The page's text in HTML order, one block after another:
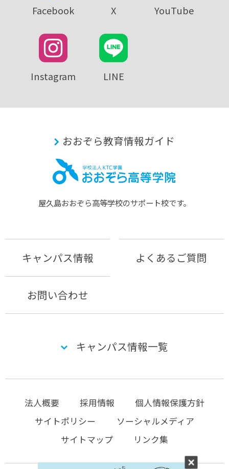
Facebook X YouTube
Instagram LINE
おおぞら教育情報ガイド
屋久島おおぞら⾼等学校のサポート校です。
キャンパス情報 よくあるご質問
お問い合わせ
キャンパス情報一覧
法人概要 採用情報
個人情報保護方針
サイトポリシー
ソーシャルメディア
サイトマップ
リンク集